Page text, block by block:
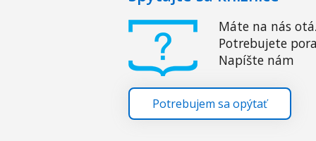
Máte na nás
Potrebujete
Napíšte nám
Potrebujem sa opýtať